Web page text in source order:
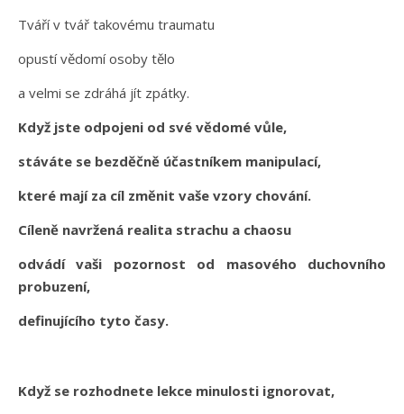
Tváří v tvář takovému traumatu
opustí vědomí osoby tělo
a velmi se zdráhá jít zpátky.
Když jste odpojeni od své vědomé vůle,
stáváte se bezděčně účastníkem manipulací,
které mají za cíl změnit vaše vzory chování.
Cíleně navržená realita strachu a chaosu
odvádí vaši pozornost od masového duchovního
probuzení,
definujícího tyto časy.
Když se rozhodnete lekce minulosti ignorovat,